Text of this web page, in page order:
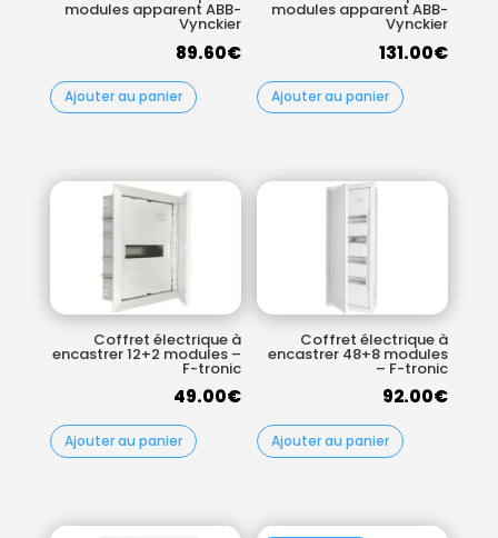
modules apparent ABB-
Vynckier
89.60€
Ajouter au panier
modules apparent ABB-
Vynckier
131.00€
Ajouter au panier
Coffret électrique à
encastrer 12+2 modules –
F-tronic
49.00€
Ajouter au panier
Coffret électrique à
encastrer 48+8 modules
– F-tronic
92.00€
Ajouter au panier